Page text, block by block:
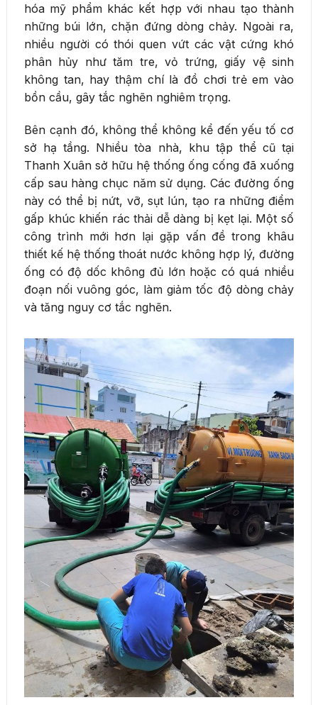
hóa mỹ phẩm khác kết hợp với nhau tạo thành
những búi lớn, chặn đứng dòng chảy. Ngoài ra,
nhiều người có thói quen vứt các vật cứng khó
phân hủy như tăm tre, vỏ trứng, giấy vệ sinh
không tan, hay thậm chí là đồ chơi trẻ em vào
bồn cầu, gây tắc nghẽn nghiêm trọng.
Bên cạnh đó, không thể không kể đến yếu tố cơ
sở hạ tầng. Nhiều tòa nhà, khu tập thể cũ tại
Thanh Xuân sở hữu hệ thống ống cống đã xuống
cấp sau hàng chục năm sử dụng. Các đường ống
này có thể bị nứt, vỡ, sụt lún, tạo ra những điểm
gấp khúc khiến rác thải dễ dàng bị kẹt lại. Một số
công trình mới hơn lại gặp vấn đề trong khâu
thiết kế hệ thống thoát nước không hợp lý, đường
ống có độ dốc không đủ lớn hoặc có quá nhiều
đoạn nối vuông góc, làm giảm tốc độ dòng chảy
và tăng nguy cơ tắc nghẽn.